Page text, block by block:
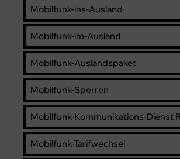
Mobilfunk-ins-Ausland
Mobilfunk-im-Ausland
Mobilfunk-Auslandspaket
Mobilfunk-Sperren
Mobilfunk-Kommunikations-Dienst
Mobilfunk-Tarifwechsel